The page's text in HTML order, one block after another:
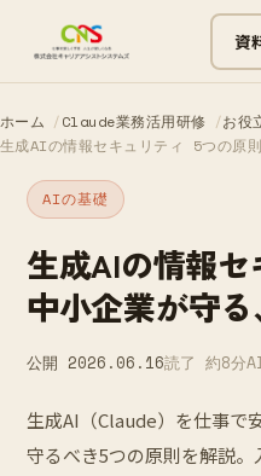
資
ホーム Claude業務活用研修
お役
生成AIの情報セキュリティ 5つの原則
AIの基礎
生成AIの情報セ
中小企業が守
公開 2026.06.16読了 約8分
生成AI（Claude）を仕事で
守るべき5つの原則を解説